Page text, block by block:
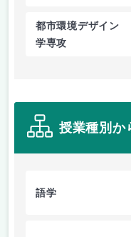
都市環境デザイン
学専攻
授業種別か
語学